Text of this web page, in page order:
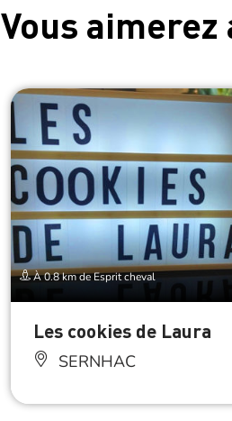
Vous
À 0.8 km de Esprit cheval
Les cookies de Laura
SERNHAC